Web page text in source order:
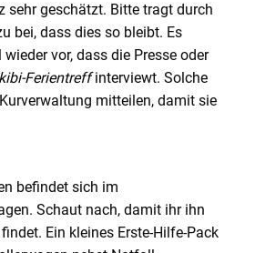
sehr geschätzt. Bitte tragt durch
bei, dass dies so bleibt. Es
vor, dass die Presse oder
kibi-Ferientreffinterviewt. Solche
mitteilen, damit sie
befindet sich im
Schaut nach, damit ihr ihn
Ein kleines Erste-Hilfe-Pack